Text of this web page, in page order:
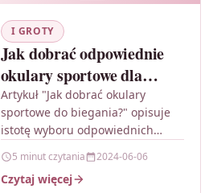
I GROTY
Jak dobrać odpowiednie
okulary sportowe dla
swojej dyscypliny?
Artykuł "Jak dobrać okulary
sportowe do biegania?" opisuje
istotę wyboru odpowiednich
biegaczy oraz wskazuje kluczowe
czynniki, które należy wziąć pod
5 minut czytania 2024-06-06
Czytaj więcej